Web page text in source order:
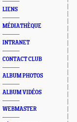
LIENS
MÉDIATHÈQUE
INTRANET
CONTACT CLUB
ALBUM PHOTOS
ALBUM VIDÉOS
WEBMASTER